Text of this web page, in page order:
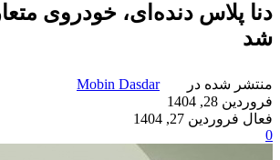
دنا پلاس دنده‌ای، خودروی
شد
منتشر شده در
Mobin Dasdar
فروردین 28, 1404
فعال فروردین 27, 1404
0